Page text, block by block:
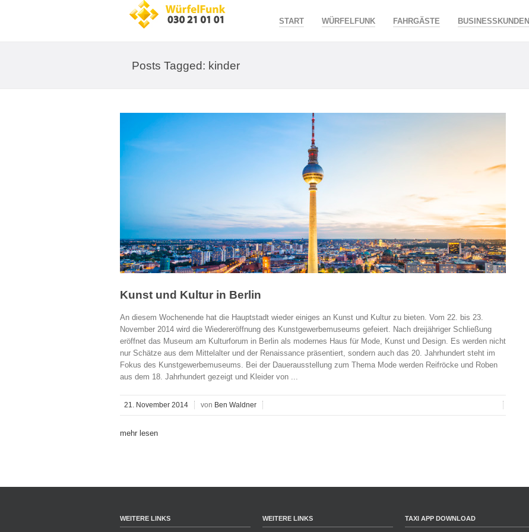
START WÜRFELFUNK FAHRGÄSTE BUSINESSKUNDEN
Posts Tagged: kinder
Kunst und Kultur in Berlin
An diesem Wochenende hat die Hauptstadt wieder einiges an Kunst und Kultur zu bieten. Vom 22. bis 23.
November 2014 wird die Wiedereröffnung des Kunstgewerbemuseums gefeiert. Nach dreijähriger Schließung
eröffnet das Museum am Kulturforum in Berlin als modernes Haus für Mode, Kunst und Design. Es werden nicht
nur Schätze aus dem Mittelalter und der Renaissance präsentiert, sondern auch das 20. Jahrhundert steht im
Fokus des Kunstgewerbemuseums. Bei der Dauerausstellung zum Thema Mode werden Reifröcke und Roben
aus dem 18. Jahrhundert gezeigt und Kleider von ...
21. November 2014 von Ben Waldner
mehr lesen
WEITERE LINKS WEITERE LINKS TAXI APP DOWNLOAD